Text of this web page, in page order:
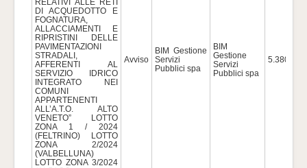
DI ACQUEDOTTO E
FOGNATURA,
ALLACCIAMENTI E
RIPRISTINI DELLE
PAVIMENTAZIONI
STRADALI,
AFFERENTI AL
SERVIZIO IDRICO
INTEGRATO NEI
COMUNI
APPARTENENTI
ALL’A.T.O. ALTO
VENETO” LOTTO
ZONA 1 / 2024
(FELTRINO) LOTTO
ZONA 2/2024
(VALBELLUNA)
LOTTO ZONA 3/2024
Avviso
BIM Gestione
Servizi
Pubblici spa
BIM
Gestione
Servizi
Pubblici spa